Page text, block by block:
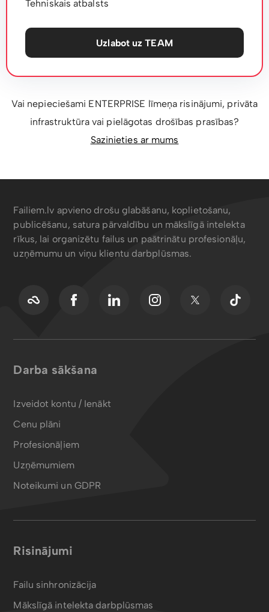
Tehniskais atbalsts
Uzlabot uz TEAM
Vai nepieciešami ENTERPRISE līmeņa risinājumi, privāta
infrastruktūra vai pielāgotas drošības prasības?
Sazinieties ar mums
Failiem.lv apvieno drošu glabāšanu, koplietošanu,
publicēšanu, satura pārvaldību un mākslīgā intelekta
rīkus, lai organizētu failus un paātrinātu profesionāļu,
uzņēmumu un viņu klientu darbplūsmas.
Darba sākšana
Izveidot kontu / Ienākt
Cenu plāni
Profesionāļiem
Uzņēmumiem
Noteikumi un GDPR
Risinājumi
Failu sinhronizācija
Mākslīgā intelekta darbplūsmas